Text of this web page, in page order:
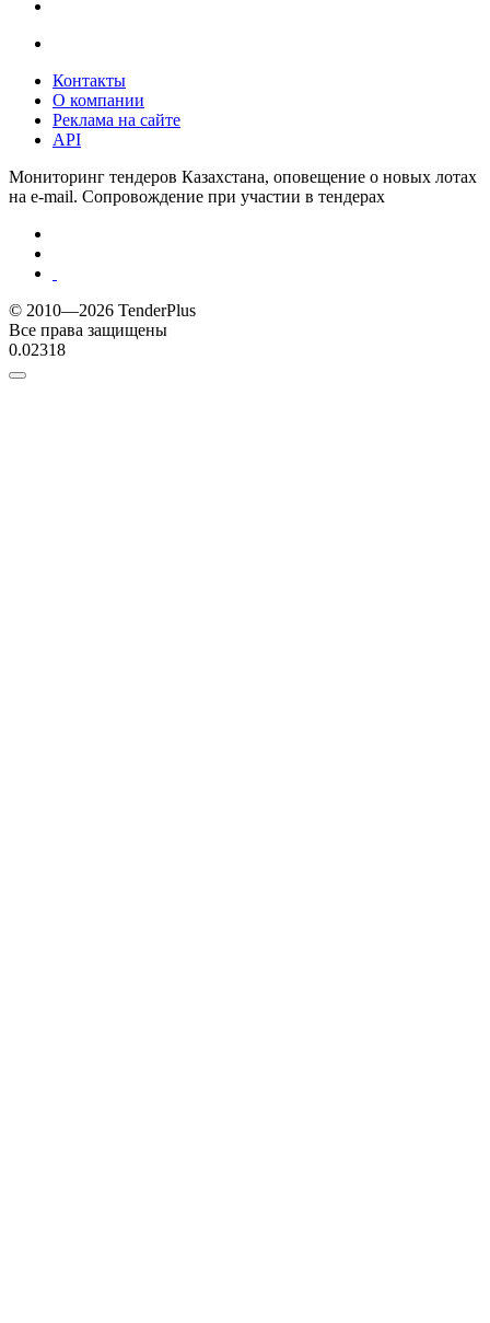
Контакты
О компании
Реклама на сайте
API
Мониторинг тендеров Казахстана, оповещение о новых лотах
на e-mail. Сопровождение при участии в тендерах
© 2010—2026 TenderPlus
Все права защищены
0.02318